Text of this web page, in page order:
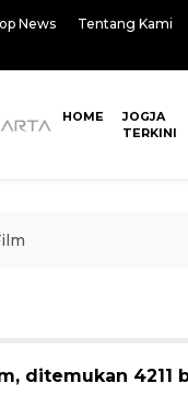
News Tentang Kami
HOME
JOGJA
TERKINI
ditemukan 4211